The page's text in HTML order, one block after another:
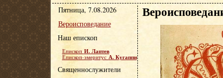
Пятница, 7.08.2026
Вероисповедание
Наш епископ
Епископ И. Лаптев
Епископ-эмеритус А. Кугаппи
Священнослужители